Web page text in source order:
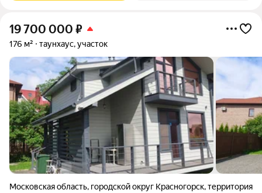
19 700 000 ₽
176 м² таунхаус, участок
Московская область, городской округ Красногорск,территория